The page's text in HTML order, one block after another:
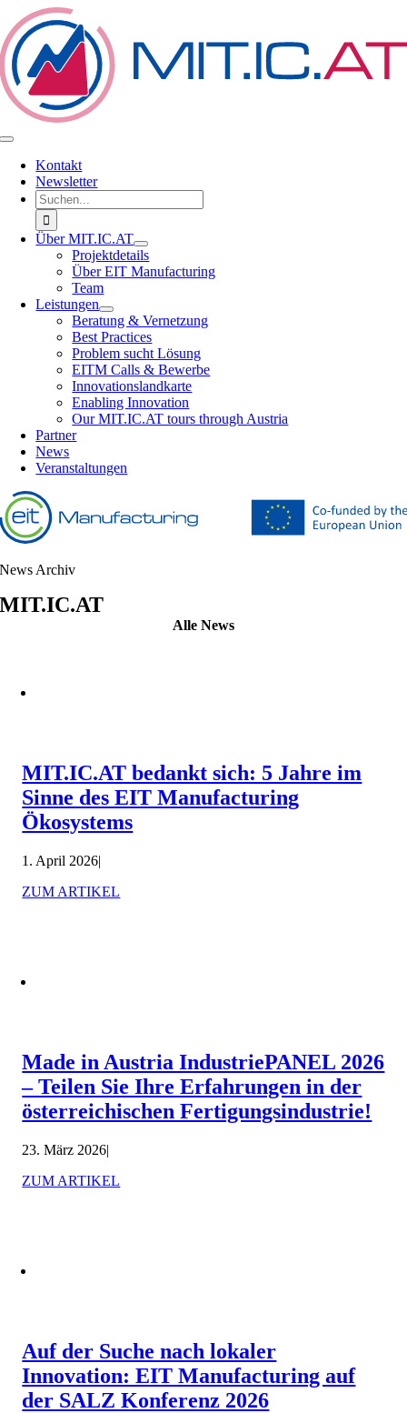
Zum
Inhalt
springen
Toggle
NavigationKontakt
Newsletter
Suche
nach:
Über MIT.IC.AT
Projektdetails
Über EIT Manufacturing
Team
Leistungen
Beratung & Vernetzung
Best Practices
Problem sucht Lösung
EITM Calls & Bewerbe
Innovationslandkarte
Enabling Innovation
Our MIT.IC.AT tours through Austria
Partner
News
Veranstaltungen
News Archiv
MIT.IC.AT
Alle News
MIT.IC.AT bedankt sich: 5 Jahre im
Sinne des EIT Manufacturing
Ökosystems
1. April 2026|
ZUM ARTIKEL
Made in Austria IndustriePANEL 2026
– Teilen Sie Ihre Erfahrungen in der
österreichischen Fertigungsindustrie!
23. März 2026|
ZUM ARTIKEL
Auf der Suche nach lokaler
Innovation: EIT Manufacturing auf
der SALZ Konferenz 2026